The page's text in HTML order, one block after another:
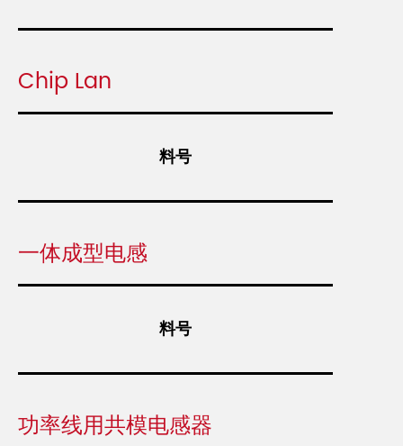
Chip Lan
料号
一体成型电感
料号
功率线用共模电感器